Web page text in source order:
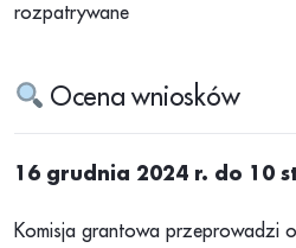
rozpatrywane
Ocena wniosków
16 grudnia 2024 r. do 10
Komisja grantowa przeprowadzi